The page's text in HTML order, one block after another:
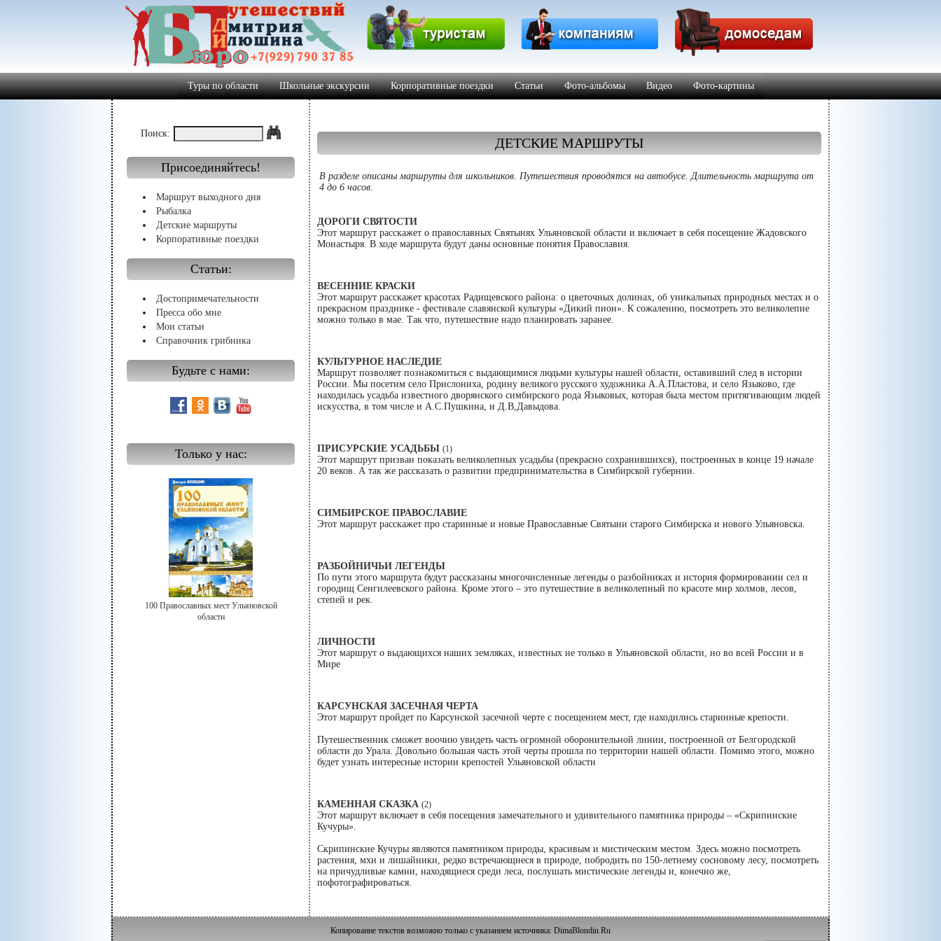
Туры по области Школьные экскурсии Корпоративные поездки Статьи Фото-альбомы Видео Фото-картины
Поиск:
Присоединяйтесь!
Маршрут выходного дня
Рыбалка
Детские маршруты
Корпоративные поездки
Статьи:
Достопримечательности
Пресса обо мне
Мои статьи
Справочник грибника
Будьте с нами:
Только у нас:
100 Православных мест Ульяновской
области
ДЕТСКИЕ МАРШРУТЫ
В разделе описаны маршруты для школьников. Путешествия проводятся на автобусе. Длительность маршрута от
4 до 6 часов.
ДОРОГИ СВЯТОСТИ
Этот маршрут расскажет о православных Святынях Ульяновской области и включает в себя посещение Жадовского
Монастыря. В ходе маршрута будут даны основные понятия Православия.
ВЕСЕННИЕ КРАСКИ
Этот маршрут расскажет красотах Радищевского района: о цветочных долинах, об уникальных природных местах и о
прекрасном празднике - фестивале славянской культуры «Дикий пион». К сожалению, посмотреть это великолепие
можно только в мае. Так что, путешествие надо планировать заранее.
КУЛЬТУРНОЕ НАСЛЕДИЕ
Маршрут позволяет познакомиться с выдающимися людьми культуры нашей области, оставивший след в истории
России. Мы посетим село Прислониха, родину великого русского художника А.А.Пластова, и село Языково, где
находилась усадьба известного дворянского симбирского рода Языковых, которая была местом притягивающим людей
искусства, в том числе и А.С.Пушкина, и Д.В,Давыдова.
ПРИСУРСКИЕ УСАДЬБЫ (1)
Этот маршрут призван показать великолепных усадьбы (прекрасно сохранившихся), построенных в конце 19 начале
20 веков. А так же рассказать о развитии предпринимательства в Симбирской губернии.
СИМБИРСКОЕ ПРАВОСЛАВИЕ
Этот маршрут расскажет про старинные и новые Православные Святыни старого Симбирска и нового Ульяновска.
РАЗБОЙНИЧЬИ ЛЕГЕНДЫ
По пути этого маршрута будут рассказаны многочисленные легенды о разбойниках и история формировании сел и
городищ Сенгилеевского района. Кроме этого – это путешествие в великолепный по красоте мир холмов, лесов,
степей и рек.
ЛИЧНОСТИ
Этот маршрут о выдающихся наших земляках, известных не только в Ульяновской области, но во всей России и в
Мире
КАРСУНСКАЯ ЗАСЕЧНАЯ ЧЕРТА
Этот маршрут пройдет по Карсунской засечной черте с посещением мест, где находились старинные крепости.
Путешественник сможет воочию увидеть часть огромной оборонительной линии, построенной от Белгородской
области до Урала. Довольно большая часть этой черты прошла по территории нашей области. Помимо этого, можно
будет узнать интересные истории крепостей Ульяновской области
КАМЕННАЯ СКАЗКА (2)
Этот маршрут включает в себя посещения замечательного и удивительного памятника природы – «Скрипинские
Кучуры».
Скрипинские Кучуры являются памятником природы, красивым и мистическим местом. Здесь можно посмотреть
растения, мхи и лишайники, редко встречающиеся в природе, побродить по 150-летнему сосновому лесу, посмотреть
на причудливые камни, находящиеся среди леса, послушать мистические легенды и, конечно же,
пофотографироваться.
Копирование текстов возможно только с указанием источника: DimaBlondin.Ru